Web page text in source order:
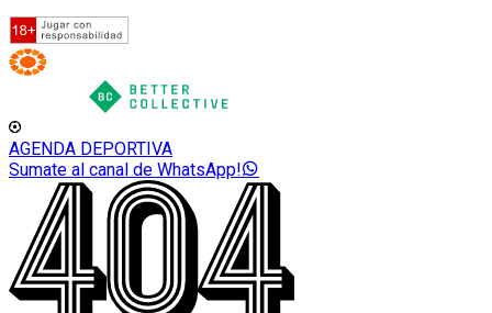
AGENDA DEPORTIVA
Sumate al canal de WhatsApp!